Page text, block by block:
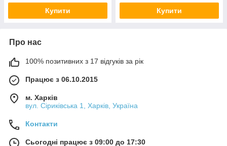
Купити Купити
Про нас
100% позитивних з 17 відгуків за рік
Працює з 06.10.2015
м. Харків
вул. Сіриківська 1, Харків, Україна
Контакти
Сьогодні працює з 09:00 до 17:30